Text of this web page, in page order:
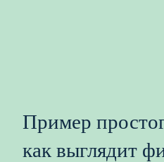
Пример
как выглядит